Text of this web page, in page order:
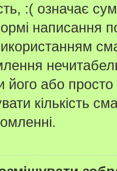
:( означає
написання
його або
кількість